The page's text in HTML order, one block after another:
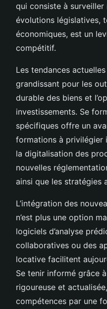
qui consiste à surveiller
évolutions législatives,
économiques, est un
compétitif.
Les tendances
grandissant pour les
durable des biens et
investissements. Se
spécifiques offre un
formations à privilégier
la digitalisation des
nouvelles
ainsi que les stratégies
L’intégration des
n’est plus une option
logiciels d’analyse
collaboratives ou des
locative facilitent
Se tenir informé grâce
rigoureuse et
compétences par une